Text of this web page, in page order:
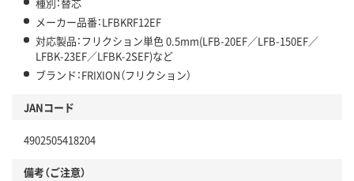
メーカー品番：LFBKRF12EF
対応製品：フリクション単色 0.5mm(LFB-20EF／LFB-150EF／
LFBK-23EF／LFBK-2SEF)など
ブランド：FRIXION（フリクション）
JANコード
4902505418204
備考（ご注意）